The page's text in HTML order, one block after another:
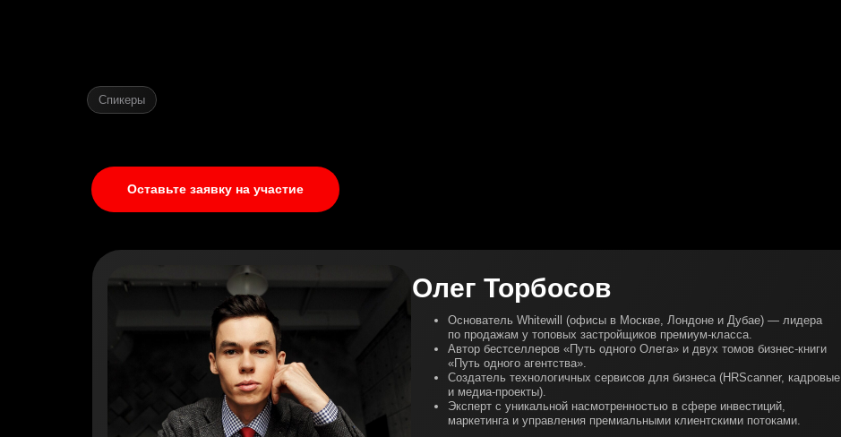
Спикеры
Олег Торбосов
Основатель Whitewill (офисы в Москве, Лондоне и Дубае) — лидера
по продажам у топовых застройщиков премиум-класса.
Автор бестселлеров «Путь одного Олега» и двух томов бизнес-книги
«Путь одного агентства».
Создатель технологичных сервисов для бизнеса (HRScanner, кадровые
и медиа-проекты).
Эксперт с уникальной насмотренностью в сфере инвестиций,
маркетинга и управления премиальными клиентскими потоками.
Оставьте заявку на участие